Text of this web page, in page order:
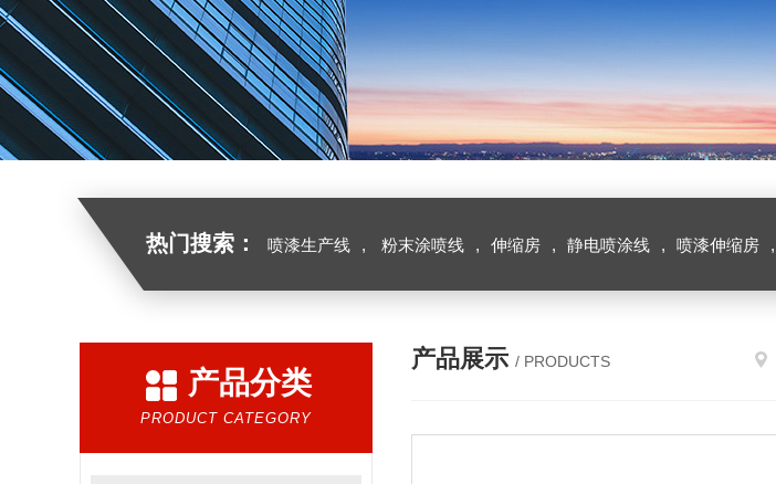
热门搜索： 喷漆生产线 , 粉末涂喷线 , 伸缩房 , 静电喷涂线 , 喷漆伸缩房 ,
产品分类
PRODUCT CATEGORY
产品展示 / PRODUCTS